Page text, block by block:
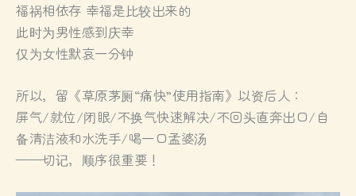
福祸相依存 幸福是比较出来的
此时为男性感到庆幸
仅为女性默哀一分钟
所以，留《草原茅厕“痛快”使用指南》以资后人：
屏气/就位/闭眼/不换气快速解决/不回头直奔出口/自
备清洁液和水洗手/喝一口孟婆汤
——切记，顺序很重要！